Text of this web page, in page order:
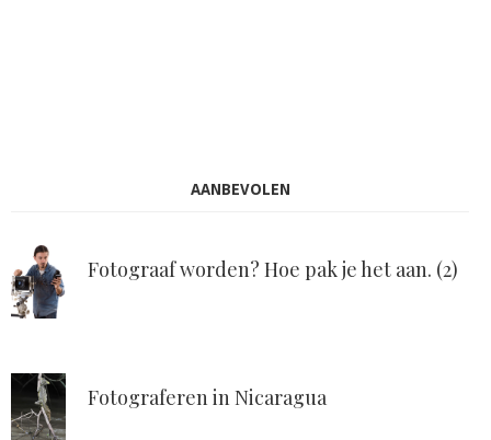
AANBEVOLEN
Fotograaf worden? Hoe pak je het aan. (2)
Fotograferen in Nicaragua